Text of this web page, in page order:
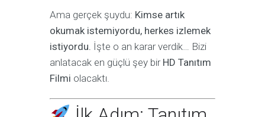
Ama gerçek şuydu: Kimse artık
okumak istemiyordu, herkes izlemek
istiyordu. İşte o an karar verdik… Bizi
anlatacak en güçlü şey bir HD Tanıtım
Filmi olacaktı.